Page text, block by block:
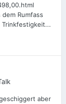
dem Rumfass
aber